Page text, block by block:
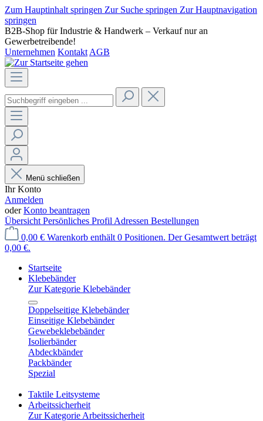
Zum Hauptinhalt springen Zur Suche springen Zur Hauptnavigation
springen
B2B-Shop für Industrie & Handwerk – Verkauf nur an
Gewerbetreibende!
Unternehmen Kontakt AGB
Menü schließen
Ihr Konto
Anmelden
oderKonto beantragen
Übersicht Persönliches Profil Adressen Bestellungen
0,00 € Warenkorb enthält 0 Positionen. Der Gesamtwert beträgt
0,00 €.
Startseite
Klebebänder
Zur Kategorie Klebebänder
Doppelseitige Klebebänder
Einseitige Klebebänder
Gewebeklebebänder
Isolierbänder
Abdeckbänder
Packbänder
Spezial
Taktile Leitsysteme
Arbeitssicherheit
Zur Kategorie Arbeitssicherheit